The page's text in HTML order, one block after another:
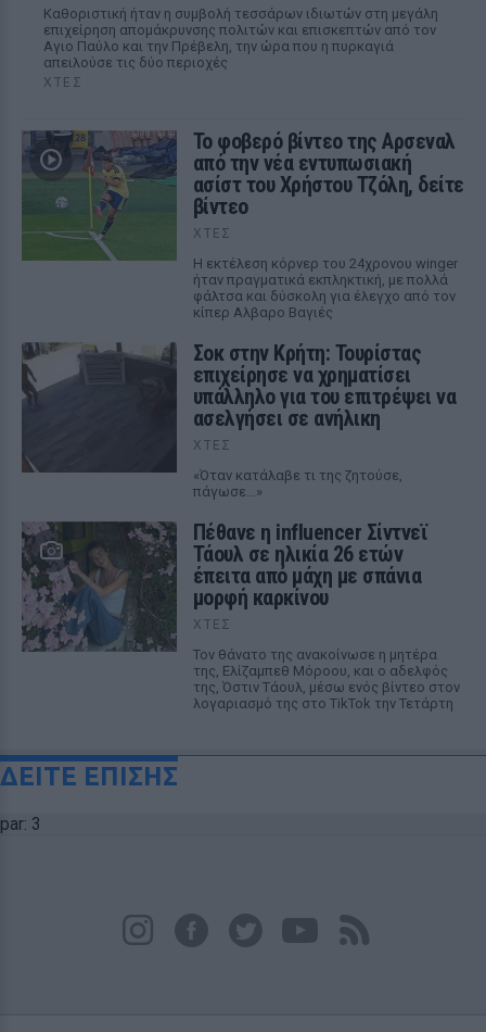
Καθοριστική ήταν η συμβολή τεσσάρων ιδιωτών στη μεγάλη
επιχείρηση απομάκρυνσης πολιτών και επισκεπτών από τον
Αγιο Παύλο και την Πρέβελη, την ώρα που η πυρκαγιά
απειλούσε τις δύο περιοχές
ΧΤΕΣ
Το φοβερό βίντεο της Αρσεναλ
από την νέα εντυπωσιακή
ασίστ του Χρήστου Τζόλη, δείτε
βίντεο
ΧΤΕΣ
Η εκτέλεση κόρνερ του 24χρονου winger
ήταν πραγματικά εκπληκτική, με πολλά
φάλτσα και δύσκολη για έλεγχο από τον
κίπερ Αλβαρο Βαγιές
Σοκ στην Κρήτη: Τουρίστας
επιχείρησε να χρηματίσει
υπάλληλο για του επιτρέψει να
ασελγήσει σε ανήλικη
ΧΤΕΣ
«Όταν κατάλαβε τι της ζητούσε,
πάγωσε...»
Πέθανε η influencer Σίντνεϊ
Τάουλ σε ηλικία 26 ετών
έπειτα από μάχη με σπάνια
μορφή καρκίνου
ΧΤΕΣ
Τον θάνατο της ανακοίνωσε η μητέρα
της, Ελίζαμπεθ Μόροου, και ο αδελφός
της, Όστιν Τάουλ, μέσω ενός βίντεο στον
λογαριασμό της στο TikTok την Τετάρτη
ΔΕΙΤΕ ΕΠΙΣΗΣ
par: 3